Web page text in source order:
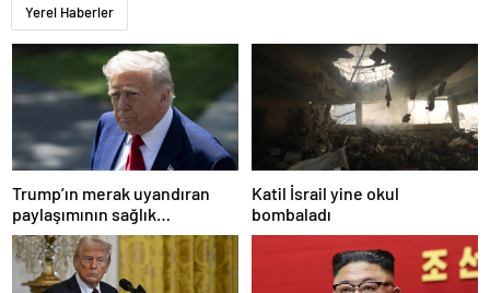
Yerel Haberler
Trump’ın merak uyandıran
paylaşımının sağlık
sistemiyle ilgili kararname
olduğu anlaşıldı
Katil İsrail yine okul
bombaladı